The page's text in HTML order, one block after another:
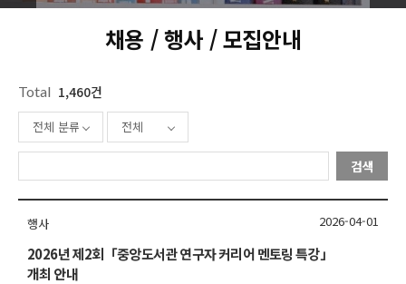
채용 / 행사 / 모집안내
Total 1,460건
전체 분류 전체
검색
행사
2026년 제2회「중앙도서관 연구자 커리어 멘토링 특강」
개최 안내
2026-04-01